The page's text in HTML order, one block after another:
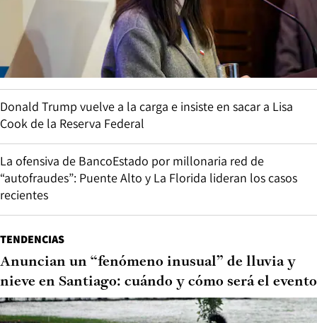
Donald Trump vuelve a la carga e insiste en sacar a Lisa
Cook de la Reserva Federal
La ofensiva de BancoEstado por millonaria red de
“autofraudes”: Puente Alto y La Florida lideran los casos
recientes
TENDENCIAS
Anuncian un “fenómeno inusual” de lluvia y
nieve en Santiago: cuándo y cómo será el evento